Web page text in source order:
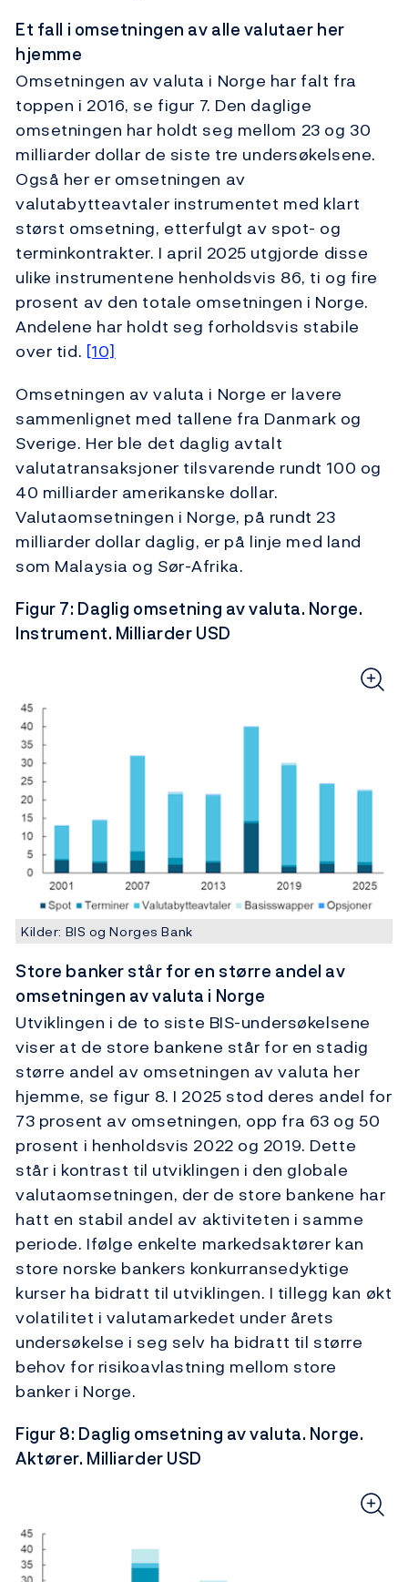
Et fall i omsetningen av alle valutaer her
hjemme
Omsetningen av valuta i Norge har falt fra
toppen i 2016, se figur 7. Den daglige
omsetningen har holdt seg mellom 23 og 30
milliarder dollar de siste tre undersøkelsene.
Også her er omsetningen av
valutabytteavtaler instrumentet med klart
størst omsetning, etterfulgt av spot- og
terminkontrakter. I april 2025 utgjorde disse
ulike instrumentene henholdsvis 86, ti og fire
prosent av den totale omsetningen i Norge.
Andelene har holdt seg forholdsvis stabile
over tid. [10]
Omsetningen av valuta i Norge er lavere
sammenlignet med tallene fra Danmark og
Sverige. Her ble det daglig avtalt
valutatransaksjoner tilsvarende rundt 100 og
40 milliarder amerikanske dollar.
Valutaomsetningen i Norge, på rundt 23
milliarder dollar daglig, er på linje med land
som Malaysia og Sør-Afrika.
Figur 7: Daglig omsetning av valuta. Norge.
Instrument. Milliarder USD
Kilder: BIS og Norges Bank
Store banker står for en større andel av
omsetningen av valuta i Norge
Utviklingen i de to siste BIS-undersøkelsene
viser at de store bankene står for en stadig
større andel av omsetningen av valuta her
hjemme, se figur 8. I 2025 stod deres andel for
73 prosent av omsetningen, opp fra 63 og 50
prosent i henholdsvis 2022 og 2019. Dette
står i kontrast til utviklingen i den globale
valutaomsetningen, der de store bankene har
hatt en stabil andel av aktiviteten i samme
periode. Ifølge enkelte markedsaktører kan
store norske bankers konkurransedyktige
kurser ha bidratt til utviklingen. I tillegg kan økt
volatilitet i valutamarkedet under årets
undersøkelse i seg selv ha bidratt til større
behov for risikoavlastning mellom store
banker i Norge.
Figur 8: Daglig omsetning av valuta. Norge.
Aktører. Milliarder USD